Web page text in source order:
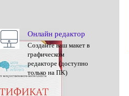
Онлайн редактор
Создайте ваш макет в
графическом
редакторе (доступно
только на ПК)